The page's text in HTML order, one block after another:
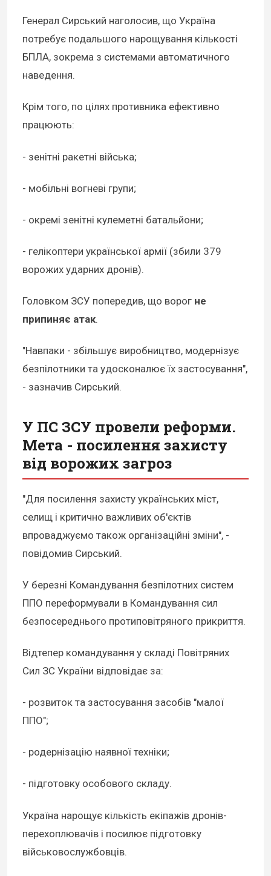
Генерал Сирський наголосив, що Україна
потребує подальшого нарощування кількості
БПЛА, зокрема з системами автоматичного
наведення.
Крім того, по цілях противника ефективно
працюють:
- зенітні ракетні війська;
- мобільні вогневі групи;
- окремі зенітні кулеметні батальйони;
- гелікоптери української армії (збили 379
ворожих ударних дронів).
Головком ЗСУ попередив, що ворог не
припиняє атак.
"Навпаки - збільшує виробництво, модернізує
безпілотники та удосконалює їх застосування",
- зазначив Сирський.
У ПС ЗСУ провели реформи.
Мета - посилення захисту
від ворожих загроз
"Для посилення захисту українських міст,
селищ і критично важливих об'єктів
впроваджуємо також організаційні зміни", -
повідомив Сирський.
У березні Командування безпілотних систем
ППО переформували в Командування сил
безпосереднього протиповітряного прикриття.
Відтепер командування у складі Повітряних
Сил ЗС України відповідає за:
- розвиток та застосування засобів "малої
ППО";
- родернізацію наявної техніки;
- підготовку особового складу.
Україна нарощує кількість екіпажів дронів-
перехоплювачів і посилює підготовку
військовослужбовців.